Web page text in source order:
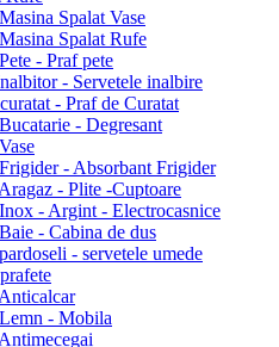
Spalat Vase
Spalat Rufe
- Praf pete
- Servetele inalbire
- Praf de Curatat
- Degresant
- Absorbant Frigider
- Plite -Cuptoare
- Argint - Electrocasnice
- Cabina de dus
- servetele umede
- Mobila